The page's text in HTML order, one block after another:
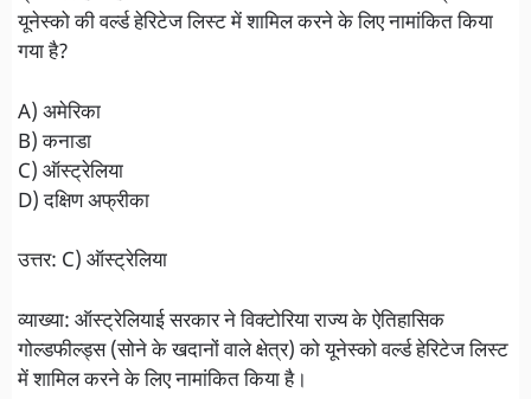
यूनेस्को की वर्ल्ड हेरिटेज लिस्ट में शामिल करने के लिए नामांकित किया
गया है?
A) अमेरिका
B) कनाडा
C) ऑस्ट्रेलिया
D) दक्षिण अफ्रीका
उत्तर: C) ऑस्ट्रेलिया
व्याख्या: ऑस्ट्रेलियाई सरकार ने विक्टोरिया राज्य के ऐतिहासिक
गोल्डफील्ड्स (सोने के खदानों वाले क्षेत्र) को यूनेस्को वर्ल्ड हेरिटेज लिस्ट
में शामिल करने के लिए नामांकित किया है।